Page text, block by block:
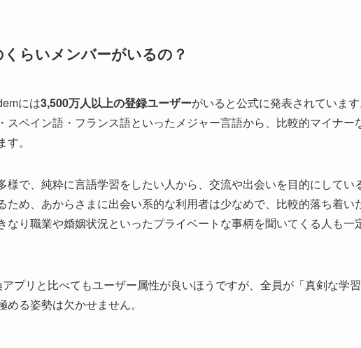
らいメンバーがいるの？
には3,500万人以上の登録ユーザーがいると公式に発表されていま
スペイン語・フランス語といったメジャー言語から、比較的マイナー
。
様で、純粋に言語学習をしたい人から、交流や出会いを目的にしてい
ため、あからさまに出会い系的な利用者は少なめで、比較的落ち着い
なり職業や婚姻状況といったプライベートな事柄を聞いてくる人も一
プリと比べてもユーザー属性が良いほうですが、全員が「真剣な学
る姿勢は欠かせません。